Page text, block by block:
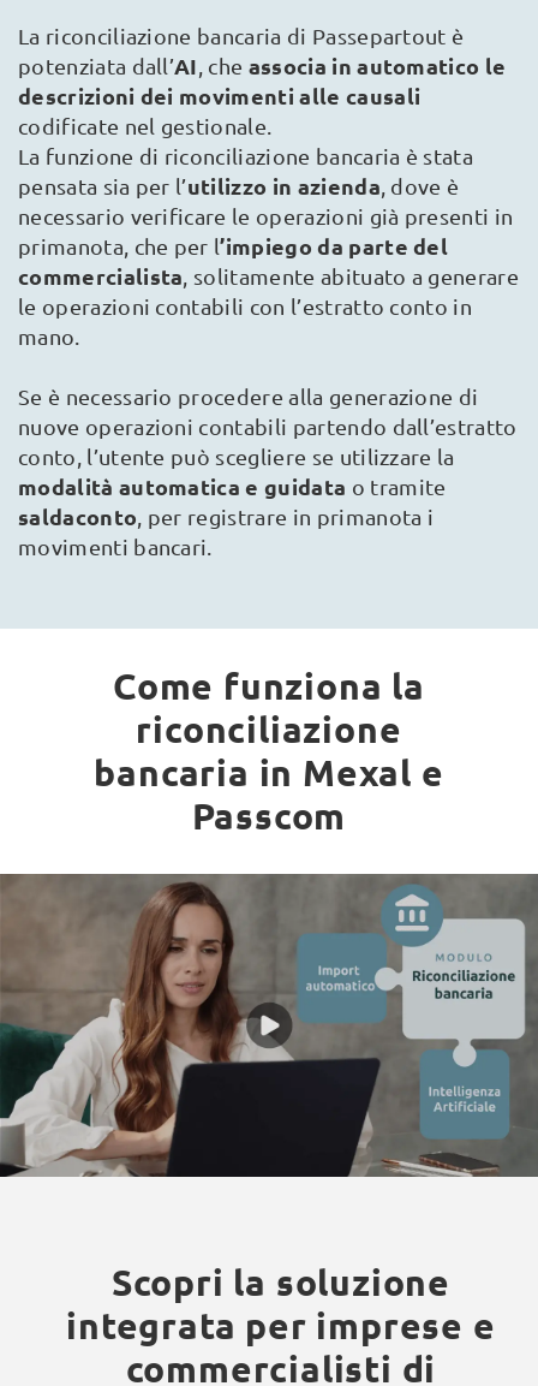
La riconciliazione bancaria di Passepartout è
potenziata dall’AI , che associa in automatico le
descrizioni dei movimenti alle causali
codificate nel gestionale.
La funzione di riconciliazione bancaria è stata
pensata sia per l’utilizzo in azienda , dove è
necessario verificare le operazioni già presenti in
primanota, che per l’impiego da parte del
commercialista , solitamente abituato a generare
le operazioni contabili con l’estratto conto in
mano.
Se è necessario procedere alla generazione di
nuove operazioni contabili partendo dall’estratto
conto, l’utente può scegliere se utilizzare la
modalità automatica e guidata o tramite
saldaconto , per registrare in primanota i
movimenti bancari.
Come funziona la
riconciliazione
bancaria in Mexal e
Passcom
Scopri la soluzione
integrata per imprese e
commercialisti di